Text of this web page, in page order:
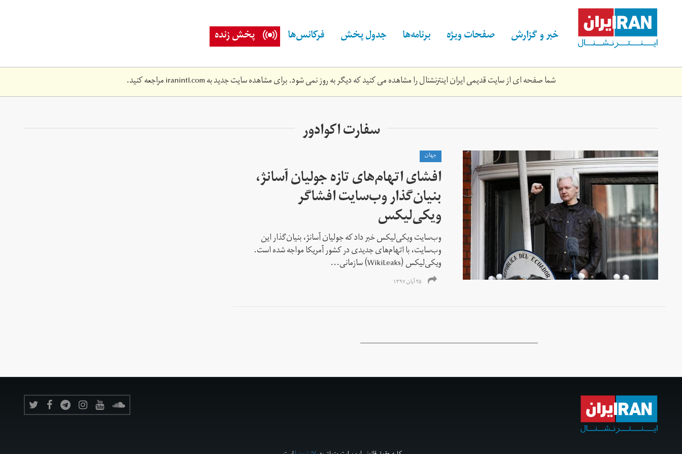
content خبر و گزارش صفحات ویژه برنامه‌ها جدول پخش فرکانس‌ها پخش زنده
شما صفحه ای از سایت قدیمی ایران اینترنشنال را مشاهده می کنید که دیگر به روز نمی شود. برای مشاهده سایت جدید بهiranintl.comمراجعه کنید.
سفارت اکوادور
جهان
افشای اتهام‌های تازه جولیان آسانژ،
بنیان‌گذار وب‌سایت افشاگر
ویکی‌لیکس
وب‌سایت ویکی‌لیکس خبر داد که جولیان آسانژ، بنیان‌گذار این
وب‌سایت، با اتهام‌های جدیدی در کشور آمریکا مواجه شده است.
ویکی‌لیکس (WikiLeaks) سازمانی...
۲۵ آبان ۱۳۹۷